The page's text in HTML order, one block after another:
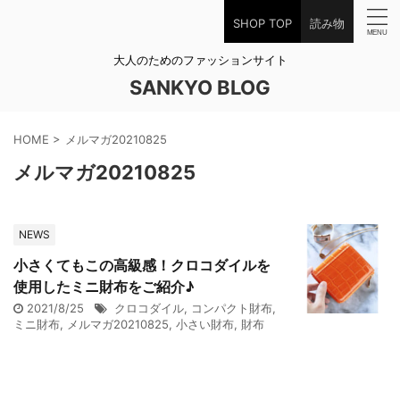
SHOP TOP 読み物
大人のためのファッションサイト
SANKYO BLOG
HOME > メルマガ20210825
メルマガ20210825
NEWS
小さくてもこの高級感！クロコダイルを
使用したミニ財布をご紹介♪
2021/8/25 クロコダイル, コンパクト財布,
ミニ財布, メルマガ20210825, 小さい財布, 財布